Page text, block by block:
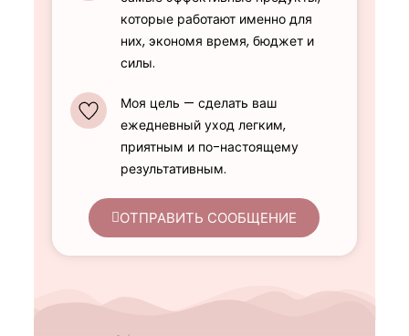
которые работают именно для
них, экономя время, бюджет и
силы.
Моя цель — сделать ваш
ежедневный уход легким,
приятным и по-настоящему
результативным.
ОТПРАВИТЬ СООБЩЕНИЕ